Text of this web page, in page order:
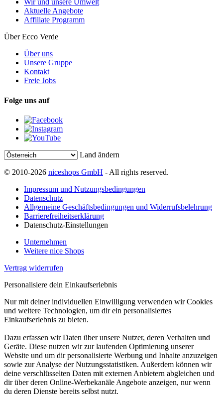
Wir und unsere Umwelt
Aktuelle Angebote
Affiliate Programm
Über Ecco Verde
Über uns
Unsere Gruppe
Kontakt
Freie Jobs
Folge uns auf
Land ändern
© 2010-2026 niceshops GmbH - All rights reserved.
Impressum und Nutzungsbedingungen
Datenschutz
Allgemeine Geschäftsbedingungen und Widerrufsbelehrung
Barrierefreiheitserklärung
Datenschutz-Einstellungen
Unternehmen
Weitere nice Shops
Vertrag widerrufen
Personalisiere dein Einkaufserlebnis
Nur mit deiner individuellen Einwilligung verwenden wir Cookies
und weitere Technologien, um dir ein personalisiertes
Einkaufserlebnis zu bieten.
Dazu erfassen wir Daten über unsere Nutzer, deren Verhalten und
Geräte. Diese nutzen wir zur laufenden Optimierung unserer
Website und um dir personalisierte Werbung und Inhalte anzuzeigen
sowie zur Analyse der Nutzungsstatistiken. Außerdem können wir
deine verschlüsselten Daten mit externen Anbietern abgleichen und
dir über deren Online-Werbekanäle Angebote anzeigen, nur wenn
du deren Dienste bereits selbst nutzt.